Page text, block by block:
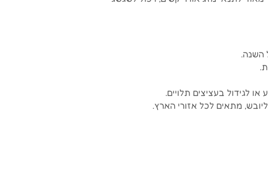
השנה.
לגידול בעציצים תלויים.
מתאים לכל אזורי הארץ.